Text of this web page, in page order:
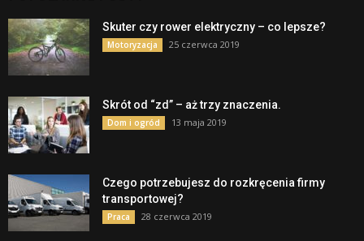
Skuter czy rower elektryczny – co lepsze?
Motoryzacja 25 czerwca 2019
Skrót od “zd” – aż trzy znaczenia.
Dom i ogród 13 maja 2019
Czego potrzebujesz do rozkręcenia firmy
transportowej?
Praca 28 czerwca 2019